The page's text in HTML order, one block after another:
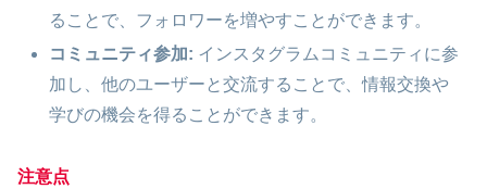
ることで、フォロワーを増やすことができます。
コミュニティ参加: インスタグラムコミュニティに参
加し、他のユーザーと交流することで、情報交換や
学びの機会を得ることができます。
注意点